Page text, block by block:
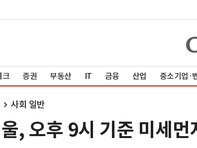
크 증권 부동산 IT 금융 산업 중소기업·
사회 일반
, 오후 9시 기준 미세먼